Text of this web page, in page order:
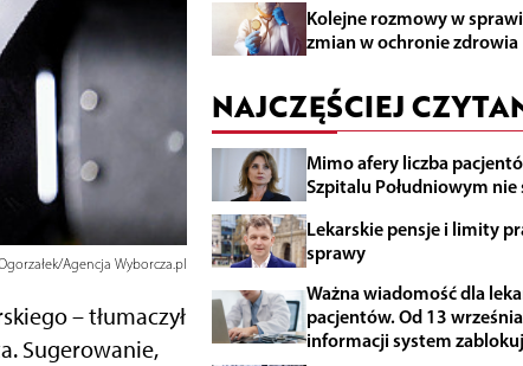
Agencja Wyborcza.pl
– tłumaczył
Sugerowanie,
Kolejne rozmowy w
zmian w ochronie zdrowia
NAJCZĘŚCIEJ
Mimo afery liczba
Szpitalu Południowym nie
Lekarskie pensje i limity
sprawy
Ważna wiadomość dla
pacjentów. Od 13
informacji system